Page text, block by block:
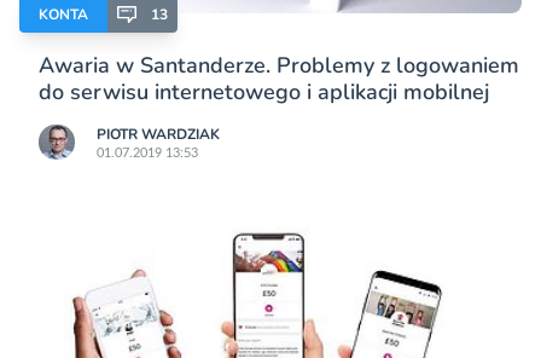
KONTA 13
Awaria w Santanderze. Problemy z logowaniem
do serwisu internetowego i aplikacji mobilnej
PIOTR WARDZIAK
01.07.2019 13:53